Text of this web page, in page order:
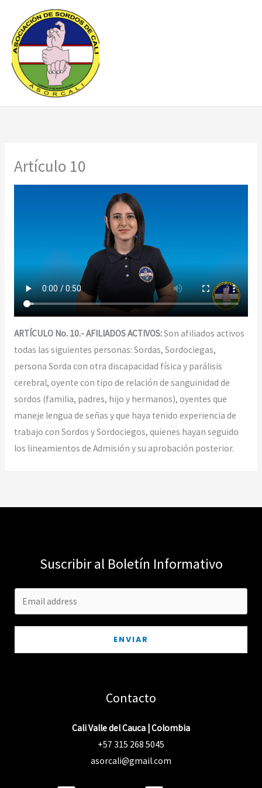
contenido
Artículo 10
ARTÍCULO No. 10.- AFILIADOS ACTIVOS:Son afiliados activos
todas las siguientes personas: Sordas, Sordociegas,
persona Sorda con otra discapacidad física y parálisis
cerebral, oyente con tipo de relación de sanguinidad de
sordos (familia, padres, hijo y hermanos), oyentes que
maneje lengua de señas y que haya tenido experiencia de
trabajo con Sordos y Sordociegos, quienes hayan seguido
los lineamientos de Admisión y su aprobación posterior.
Suscribir al Boletín Informativo
ENVIAR
Contacto
Cali Valle del Cauca | Colombia
+57 315 268 5045
asorcali@gmail.com